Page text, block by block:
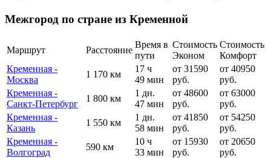
Межгород по стране из Кременной
Маршрут Расстояние
Время в
пути
Стоимость
Эконом
Стоимость
Комфорт
Кременная -
Москва
1 170 км
17 ч
49 мин
от 31590
руб.
от 40950
руб.
Кременная -
Санкт-Петербург
1 800 км
1 дн.
47 мин
от 48600
руб.
от 63000
руб.
Кременная -
Казань
1 550 км
1 дн.
58 мин
от 41850
руб.
от 54250
руб.
Кременная -
Волгоград
590 км
10 ч
33 мин
от 15930
руб.
от 20650
руб.